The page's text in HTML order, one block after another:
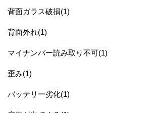
背面ガラス破損(1)
背面外れ(1)
マイナンバー読み取り不可(1)
歪み(1)
バッテリー劣化(1)